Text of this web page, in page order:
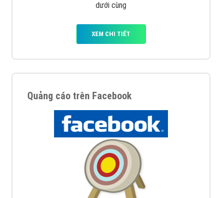
dưới cùng
XEM CHI TIẾT
Quảng cáo trên Facebook